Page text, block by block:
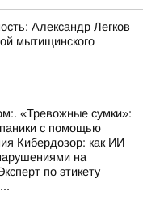
Александр Легков
мытищинского
«Тревожные сумки»:
с помощью
Кибердозор: как ИИ
на
по этикету